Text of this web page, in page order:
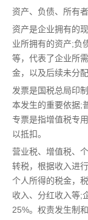
资产、负债、所有
资产是企业拥有的
业所拥有的资产;负
等，代表了企业所
金，以及后续未分
发票是国税总局印
本发生的重要依据;
专票是指增值税专
以抵扣。
营业税、增值税、
转税，根据收入进
个人所得的税金，
收入、分红收入等;
25%。权责发生制